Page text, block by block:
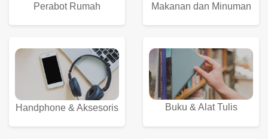
Perabot Rumah Makanan dan Minuman
Handphone & Aksesoris Buku & Alat Tulis